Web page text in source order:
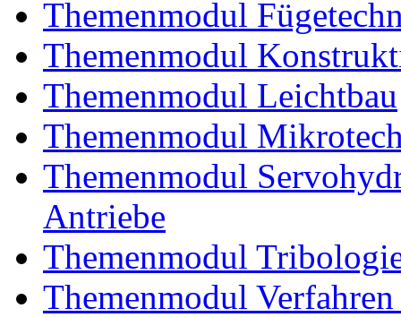
Themenmodul
Themenmodul
Themenmodul Leichtbau
Themenmodul
Themenmodul
Antriebe
Themenmodul
Themenmodul